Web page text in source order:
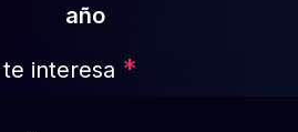
año
interesa *